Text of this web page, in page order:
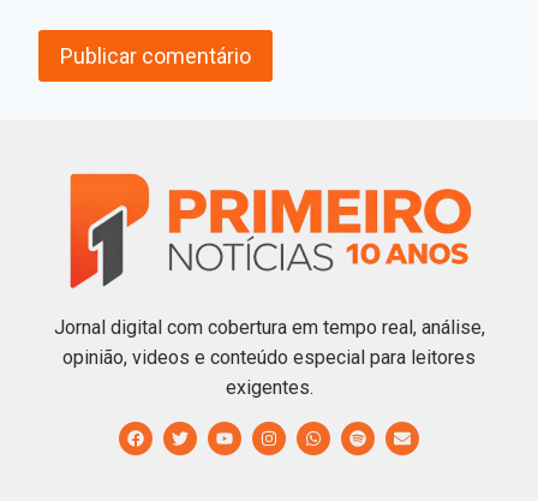
Jornal digital com cobertura em tempo real, análise,
opinião, videos e conteúdo especial para leitores
exigentes.